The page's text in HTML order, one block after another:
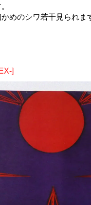
めのシワ若干見られま
]